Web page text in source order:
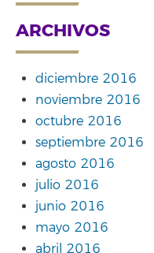
ARCHIVOS
diciembre 2016
noviembre 2016
octubre 2016
septiembre 2016
agosto 2016
julio 2016
junio 2016
mayo 2016
abril 2016